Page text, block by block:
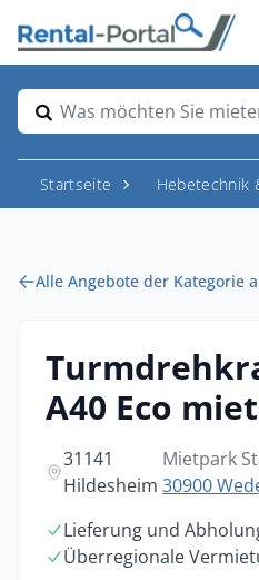
Was möchten Sie
Startseite Hebetechnik
Alle Angebote der Kategorie
A40 Eco
31141
Hildesheim
Mietpark
30900
Lieferung und
Überregionale